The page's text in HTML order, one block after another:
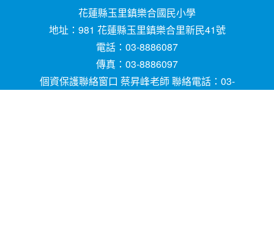
花蓮縣玉里鎮樂合國民小學
地址：981 花蓮縣玉里鎮樂合里新民41號
電話：03-8886087
傳真：03-8886097
個資保護聯絡窗口 蔡昇峰老師 聯絡電話：03-